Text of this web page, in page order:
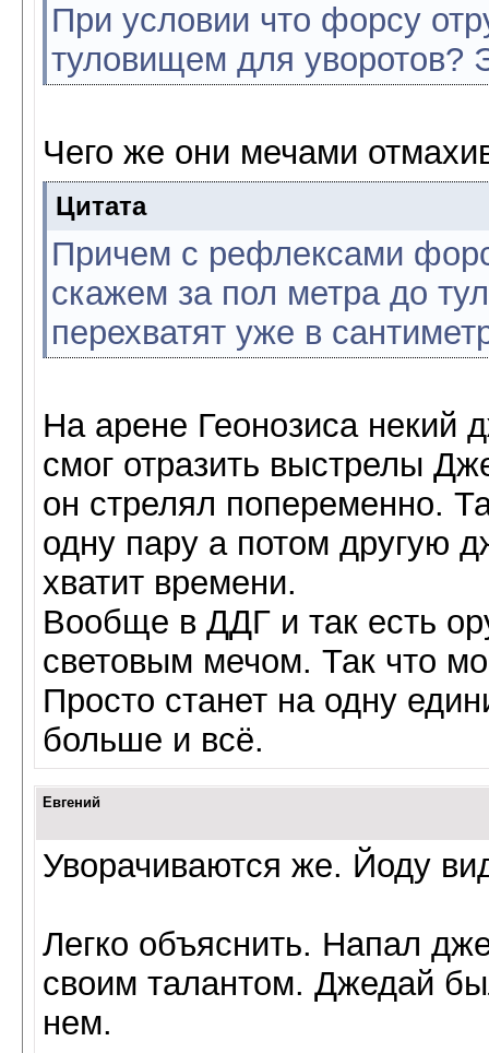
При условии что форсу
туловищем для уворотов?
Чего же они мечами
Цитата
Причем с рефлексами
скажем за пол метра до
перехватят уже в
На арене Геонозиса некий
смог отразить выстрелы
он стрелял попеременно.
одну пару а потом другую
хватит времени.
Вообще в ДДГ и так есть
световым мечом. Так что
Просто станет на одну
больше и всё.
Евгений
Уворачиваются же. Йоду
Легко объяснить. Напал
своим талантом. Джедай
нем.